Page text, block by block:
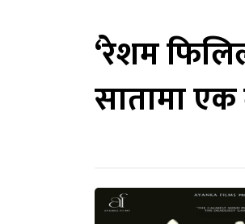
‘रेशम
सातामा